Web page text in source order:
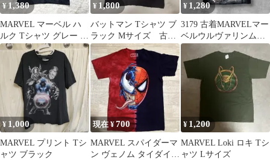
¥ 1,380
MARVEL マーベル ハ
ルク Tシャツ グレー ア
メコミ キャラクター M
¥ 1,800
バットマン Tシャツ ブ
ラック Mサイズ 古着
90s
¥ 1,280
3179 古着MARVELマー
ベルウルヴァリンムー
ビーTシャツ好デザイ
ン墨黒M
¥ 1,000
MARVEL プリント Tシ
ャツ ブラック
現在 ¥700
MARVEL スパイダーマ
ン ヴェノム タイダイ T
¥ 1,200
MARVEL Loki ロキ Tシ
ャツ Lサイズ